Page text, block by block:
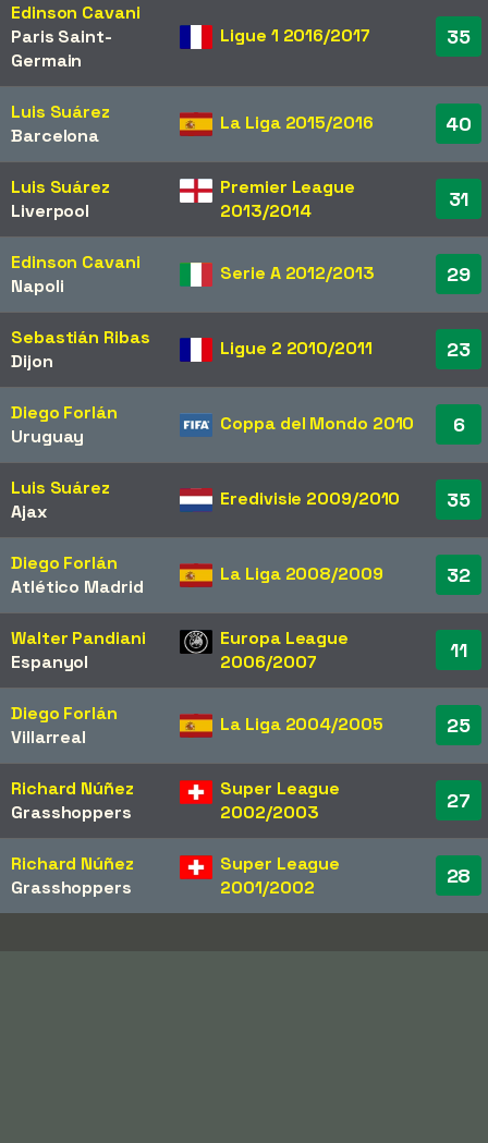
Edinson Cavani
Paris Saint-
Germain
Ligue 1 2016/2017 35
Luis Suárez
Barcelona
La Liga 2015/2016 40
Luis Suárez
Liverpool
Premier League
2013/2014
31
Edinson Cavani
Napoli
Serie A 2012/2013 29
Sebastián Ribas
Dijon
Ligue 2 2010/2011 23
Diego Forlán
Uruguay
Coppa del Mondo 2010 6
Luis Suárez
Ajax
Eredivisie 2009/2010 35
Diego Forlán
Atlético Madrid
La Liga 2008/2009 32
Walter Pandiani
Espanyol
Europa League
2006/2007
11
Diego Forlán
Villarreal
La Liga 2004/2005 25
Richard Núñez
Grasshoppers
Super League
2002/2003
27
Richard Núñez
Grasshoppers
Super League
2001/2002
28